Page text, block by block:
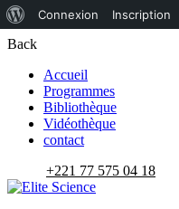
propos
de
WordPress
Connexion Inscription
Back
Accueil
Programmes
Bibliothèque
Vidéothèque
contact
+221 77 575 04 18